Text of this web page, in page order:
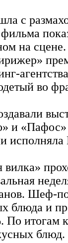
с
на
во
и «Пафос»
исполняла
Шеф-
блюда и
По итогам